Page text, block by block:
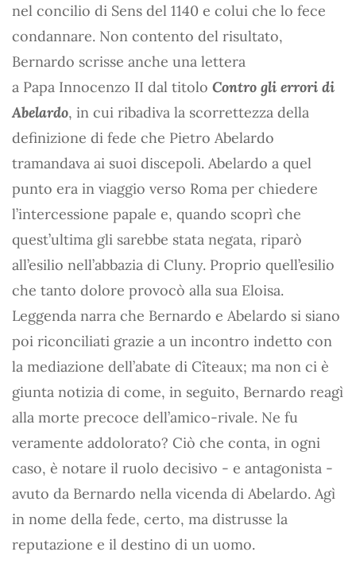
nel concilio di Sens del 1140 e colui che lo fece
condannare. Non contento del risultato,
Bernardo scrisse anche una lettera
a Papa Innocenzo II dal titolo Contro gli errori di
Abelardo, in cui ribadiva la scorrettezza della
definizione di fede che Pietro Abelardo
tramandava ai suoi discepoli. Abelardo a quel
punto era in viaggio verso Roma per chiedere
l’intercessione papale e, quando scoprì che
quest’ultima gli sarebbe stata negata, riparò
all’esilio nell’abbazia di Cluny. Proprio quell’esilio
che tanto dolore provocò alla sua Eloisa.
Leggenda narra che Bernardo e Abelardo si siano
poi riconciliati grazie a un incontro indetto con
la mediazione dell’abate di Cîteaux; ma non ci è
giunta notizia di come, in seguito, Bernardo reagì
alla morte precoce dell’amico-rivale. Ne fu
veramente addolorato? Ciò che conta, in ogni
caso, è notare il ruolo decisivo - e antagonista -
avuto da Bernardo nella vicenda di Abelardo. Agì
in nome della fede, certo, ma distrusse la
reputazione e il destino di un uomo.